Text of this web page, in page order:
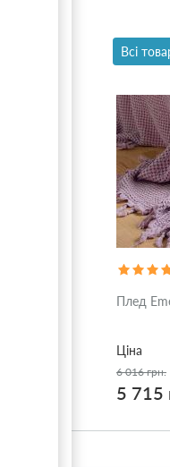
Всі
Плед
Ціна
6 016 грн.
5 715